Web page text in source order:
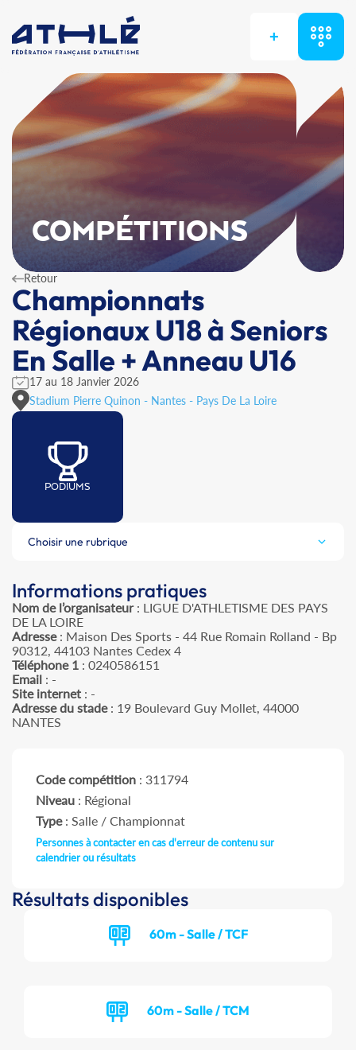
+
COMPÉTITIONS
Retour
Championnats
Régionaux U18 à Seniors
En Salle + Anneau U16
17 au 18 Janvier 2026
Stadium Pierre Quinon - Nantes - Pays De La Loire
PODIUMS
Choisir une rubrique
Informations pratiques
Nom de l’organisateur: LIGUE D'ATHLETISME DES PAYS
DE LA LOIRE
Adresse: Maison Des Sports - 44 Rue Romain Rolland - Bp
90312, 44103 Nantes Cedex 4
Téléphone 1 : 0240586151
Email : -
Site internet : -
Adresse du stade: 19 Boulevard Guy Mollet, 44000
NANTES
Code compétition : 311794
Niveau : Régional
Type: Salle / Championnat
Personnes à contacter en cas d'erreur de contenu sur
calendrier ou résultats
Résultats disponibles
60m - Salle / TCF
60m - Salle / TCM